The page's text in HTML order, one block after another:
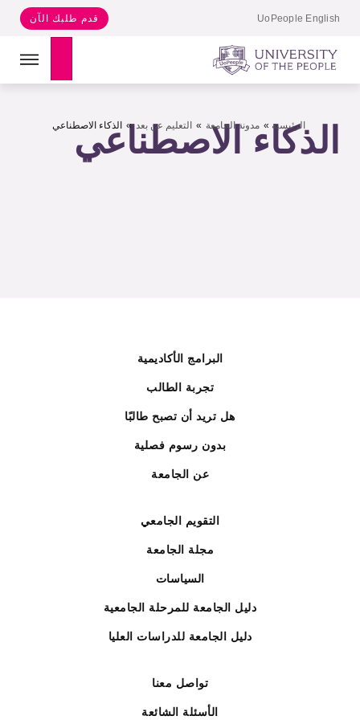
UoPeople English قدم طلبك الآن
Search
الرئيسية » مدونة الجامعة » التعليم عن بعد» الذكاء الاصطناعي
الذكاء الاصطناعي
البرامج الأكاديمية
تجربة الطالب
هل تريد أن تصبح طالبًا
بدون رسوم فصلية
عن الجامعة
التقويم الجامعي
مجلة الجامعة
السياسات
دليل الجامعة للمرحلة الجامعية
دليل الجامعة للدراسات العليا
تواصل معنا
الأسئلة الشائعة